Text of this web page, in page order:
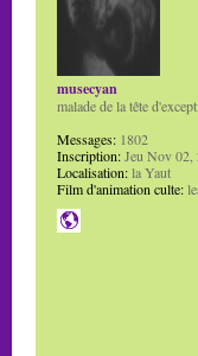
musecyan
malade de la tête
Messages: 1802
Inscription:Jeu Nov 02,
Localisation:la Yaut
Film d'animation culte: